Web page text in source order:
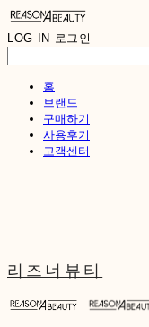
LOG IN 로그인
홈
브랜드
구매하기
사용후기
고객센터
리즈너뷰티